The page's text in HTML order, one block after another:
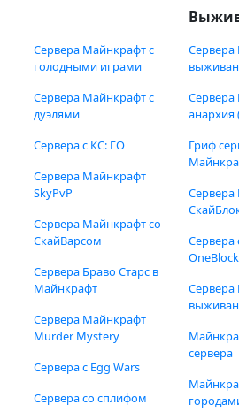
Сервера Майнкрафт с
голодными играми
Сервера Майнкрафт с
дуэлями
Сервера с КС: ГО
Сервера Майнкрафт
SkyPvP
Сервера Майнкрафт со
СкайВарсом
Сервера Браво Старс в
Майнкрафт
Сервера Майнкрафт
Murder Mystery
Сервера с Egg Wars
Сервера со сплифом
анархия
Гриф
OneBlock
сервера